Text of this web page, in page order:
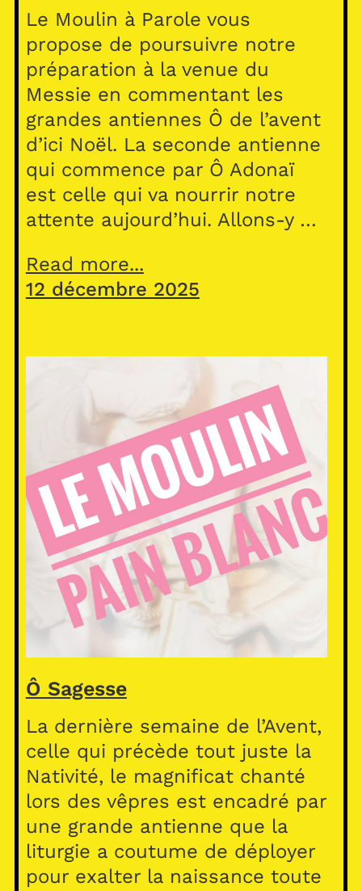
Le Moulin à Parole vous
propose de poursuivre notre
préparation à la venue du
Messie en commentant les
grandes antiennes Ô de l’avent
d’ici Noël. La seconde antienne
qui commence par Ô Adonaï
est celle qui va nourrir notre
attente aujourd’hui. Allons-y …
Read more...
12 décembre 2025
Ô Sagesse
La dernière semaine de l’Avent,
celle qui précède tout juste la
Nativité, le magnificat chanté
lors des vêpres est encadré par
une grande antienne que la
liturgie a coutume de déployer
pour exalter la naissance toute